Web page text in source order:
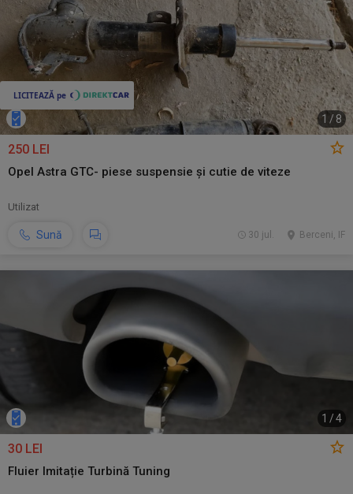
1 / 8
250 LEI
Opel Astra GTC- piese suspensie și cutie de viteze
Utilizat
Sună Berceni, IF
30 jul.
1 /4
30 LEI
Fluier Imitație Turbină Tuning